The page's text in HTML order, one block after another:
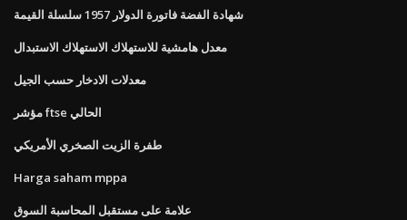
شهادة الفضة فاتورة الدولار 1957 سلسلة القيمة
معدل هامشية للاستهلاك الاستهلاك الاستبدال
معدلات الادخار حسب الجيل
مؤشر ftse الحالي
طفرة الزيت الصخري الأمريكي
Harga saham mppa
علامة على مستقبل المحاسبة السوق